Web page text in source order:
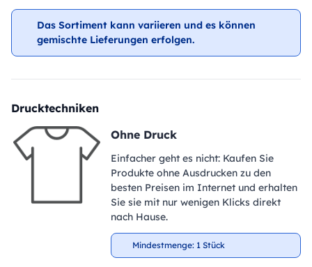
Das Sortiment kann variieren und es können
gemischte Lieferungen erfolgen.
Drucktechniken
Ohne Druck
Einfacher geht es nicht: Kaufen Sie
Produkte ohne Ausdrucken zu den
besten Preisen im Internet und erhalten
Sie sie mit nur wenigen Klicks direkt
nach Hause.
Mindestmenge: 1 Stück